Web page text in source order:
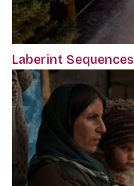
Laberint Sequences